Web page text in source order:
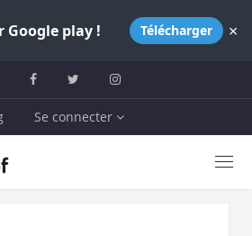
Google play ! Télécharger ×
Se connecter